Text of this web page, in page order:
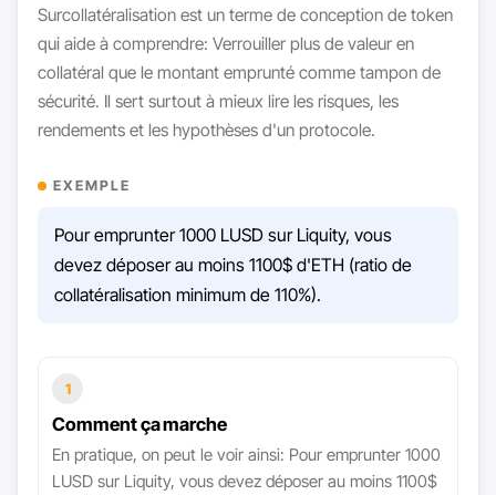
Surcollatéralisation est un terme de conception de token
qui aide à comprendre: Verrouiller plus de valeur en
collatéral que le montant emprunté comme tampon de
sécurité. Il sert surtout à mieux lire les risques, les
rendements et les hypothèses d'un protocole.
EXEMPLE
Pour emprunter 1000 LUSD sur Liquity, vous
devez déposer au moins 1100$ d'ETH (ratio de
collatéralisation minimum de 110%).
1
Comment ça marche
En pratique, on peut le voir ainsi: Pour emprunter 1000
LUSD sur Liquity, vous devez déposer au moins 1100$